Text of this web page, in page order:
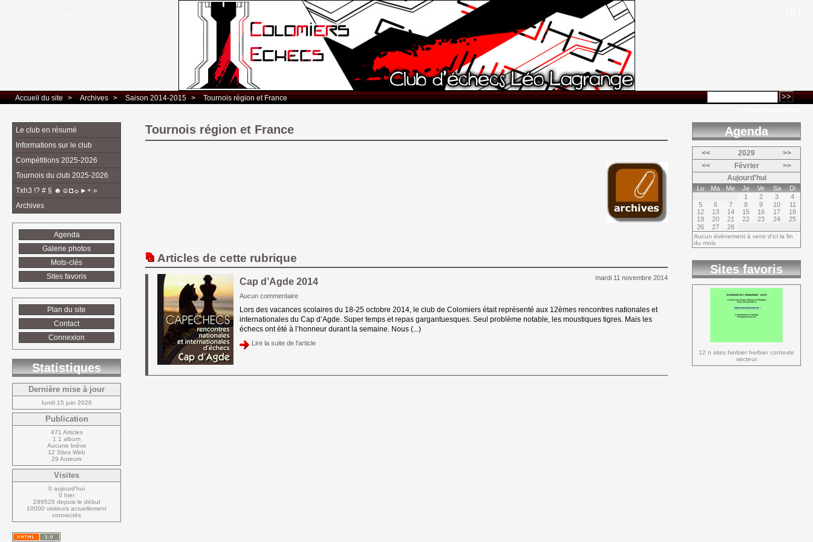
Accueil du site > Archives > Saison 2014-2015 > Tournois région et France
Tournois région et France
Articles de cette rubrique
mardi 11 novembre 2014
Cap d’Agde 2014
Aucun commentaire
Lors des vacances scolaires du 18-25 octobre 2014, le club de Colomiers était représenté aux 12èmes rencontres nationales et
internationales du Cap d’Agde. Super temps et repas gargantuesques. Seul problème notable, les moustiques tigres. Mais les
échecs ont été à l’honneur durant la semaine. Nous (...)
Lire la suite de l'article
Le club en résumé
Informations sur le club
Compétitions 2025-2026
Tournois du club 2025-2026
Txh3 !? # § ☻☺◘☼►+ »
Archives
Agenda
Galerie photos
Mots-clés
Sites favoris
Plan du site
Contact
Connexion
Statistiques
Dernière mise à jour
lundi 15 juin 2026
Publication
471 Articles
1 1 album
Aucune brève
12 Sites Web
29 Auteurs
Visites
0 aujourd'hui
0 hier
299526 depuis le début
10000 visiteurs actuellement
connectés
Agenda
<< 2029
>>
<<
Février
>>
Aujourd'hui
Lu Ma Me Je Ve Sa
Di
1
2 3
4
5
6 7 8 9 10
11
12
13 14 15 16 17
18
19
20 21 22 23 24
25
26
27 28
Aucun évènement à venir d'ici la fin
du mois
Sites favoris
12 n sites herbier herbier contexte
secteur